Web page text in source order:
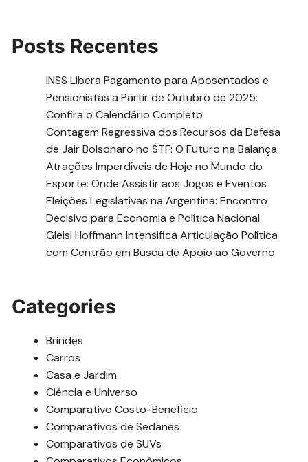
Posts Recentes
INSS Libera Pagamento para Aposentados e
Pensionistas a Partir de Outubro de 2025:
Confira o Calendário Completo
Contagem Regressiva dos Recursos da Defesa
de Jair Bolsonaro no STF: O Futuro na Balança
Atrações Imperdíveis de Hoje no Mundo do
Esporte: Onde Assistir aos Jogos e Eventos
Eleições Legislativas na Argentina: Encontro
Decisivo para Economia e Política Nacional
Gleisi Hoffmann Intensifica Articulação Política
com Centrão em Busca de Apoio ao Governo
Categories
Brindes
Carros
Casa e Jardim
Ciência e Universo
Comparativo Costo-Beneficio
Comparativos de Sedanes
Comparativos de SUVs